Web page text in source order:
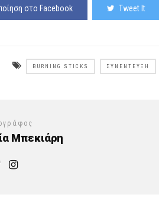
στο Facebook Tweet It
BURNING STICKS ΣΥΝΈΝΤΕΥΞΗ
Μπεκιάρη